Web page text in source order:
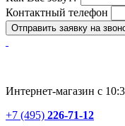
Контактный телефон
Интернет-магазин с
+7 (495) 226-71-12